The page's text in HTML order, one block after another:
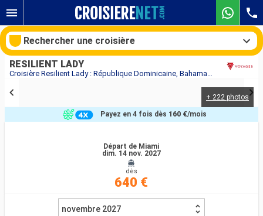
Croisière Resilient Lady : République Dominicaine, Bahamas, États-Unis au départ de Miami
RESILIENT LADY
+ 222 photos
Départ de Miami
dim. 14 nov. 2027
dès
640 €
Payez en 4 fois dès 160 €/mois
novembre 2027
Rechercher une croisière
Nos destinations
Compagnies
Rechercher